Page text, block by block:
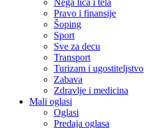
Nega lica i tela
Pravo i finansije
Šoping
Sport
Sve za decu
Transport
Turizam i ugostiteljstvo
Zabava
Zdravlje i medicina
Mali oglasi
Oglasi
Predaja oglasa